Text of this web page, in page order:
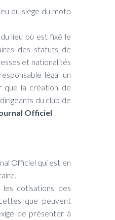
du siège du moto
lieu où est fixé le
des statuts de
et nationalités
légal un
que la création de
du club de
Officiel
Officiel qui est en
cotisations des
que peuvent
de présenter à